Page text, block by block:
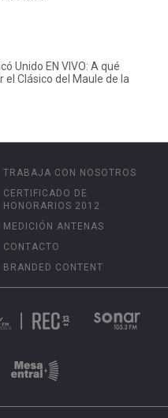
Unido EN VIVO: A qué
el Clásico del Maule de la
TRABAJA CON NOSOTROS
CERTIFICADO DE
HONORARIOS 2012
MEDICIÓN ANTENAS
CONTACTO
BRANDED CONTENT